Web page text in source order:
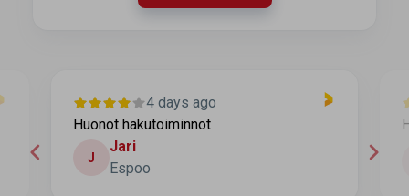
4 days ago
Huonot hakutoiminnot
J
Jari
Espoo